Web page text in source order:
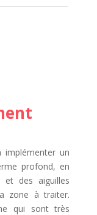
implémenter un
profond, en
et des aiguilles
zone à traiter.
qui sont très